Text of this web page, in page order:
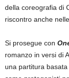
della coreografia di
riscontro anche
Si prosegue con
romanzo in versi di
una partitura